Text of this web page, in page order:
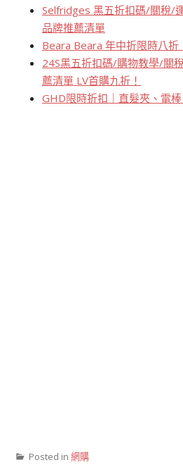
Selfridges 黑五折扣碼/關稅/
品牌推薦清單
Beara Beara 年中折限時八
24S黑五折扣碼/購物教學/關
薦清單 LV首購九折！
GHD限時折扣｜直髮夾、電
Posted in 網購